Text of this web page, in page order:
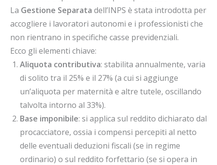
La Gestione Separata dell’INPS è stata introdotta per
accogliere i lavoratori autonomi e i professionisti che
non rientrano in specifiche casse previdenziali.
Ecco gli elementi chiave:
Aliquota contributiva: stabilita annualmente, varia
di solito tra il 25% e il 27% (a cui si aggiunge
un’aliquota per maternità e altre tutele, oscillando
talvolta intorno al 33%).
Base imponibile: si applica sul reddito dichiarato dal
procacciatore, ossia i compensi percepiti al netto
delle eventuali deduzioni fiscali (se in regime
ordinario) o sul reddito forfettario (se si opera in